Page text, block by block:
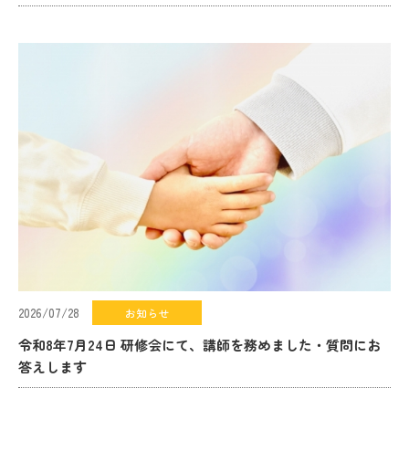
2026/07/28 お知らせ
令和8年7月24日 研修会にて、講師を務めました・質問にお
答えします